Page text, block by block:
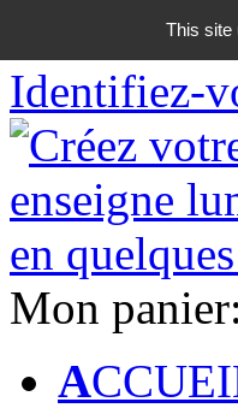
06 18 42
Identifiez-
Mon panier:
A
This site